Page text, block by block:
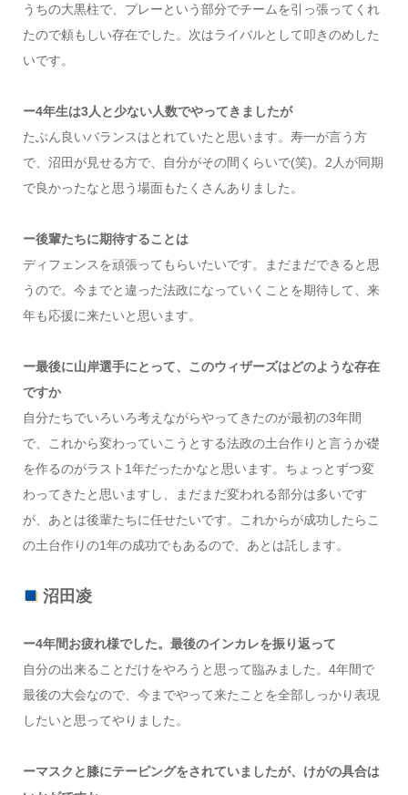
うちの大黒柱で、プレーという部分でチームを引っ張ってくれ
たので頼もしい存在でした。次はライバルとして叩きのめした
いです。
ー4年生は3人と少ない人数でやってきましたが
たぶん良いバランスはとれていたと思います。寿一が言う方
で、沼田が見せる方で、自分がその間くらいで(笑)。2人が同期
で良かったなと思う場面もたくさんありました。
ー後輩たちに期待することは
ディフェンスを頑張ってもらいたいです。まだまだできると思
うので。今までと違った法政になっていくことを期待して、来
年も応援に来たいと思います。
ー最後に山岸選手にとって、このウィザーズはどのような存在
ですか
自分たちでいろいろ考えながらやってきたのが最初の3年間
で、これから変わっていこうとする法政の土台作りと言うか礎
を作るのがラスト1年だったかなと思います。ちょっとずつ変
わってきたと思いますし、まだまだ変われる部分は多いです
が、あとは後輩たちに任せたいです。これからが成功したらこ
の土台作りの1年の成功でもあるので、あとは託します。
沼田凌
ー4年間お疲れ様でした。最後のインカレを振り返って
自分の出来ることだけをやろうと思って臨みました。4年間で
最後の大会なので、今までやって来たことを全部しっかり表現
したいと思ってやりました。
ーマスクと膝にテーピングをされていましたが、けがの具合は